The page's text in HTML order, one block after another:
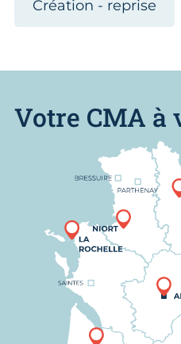
Création - reprise
Votre CMA à